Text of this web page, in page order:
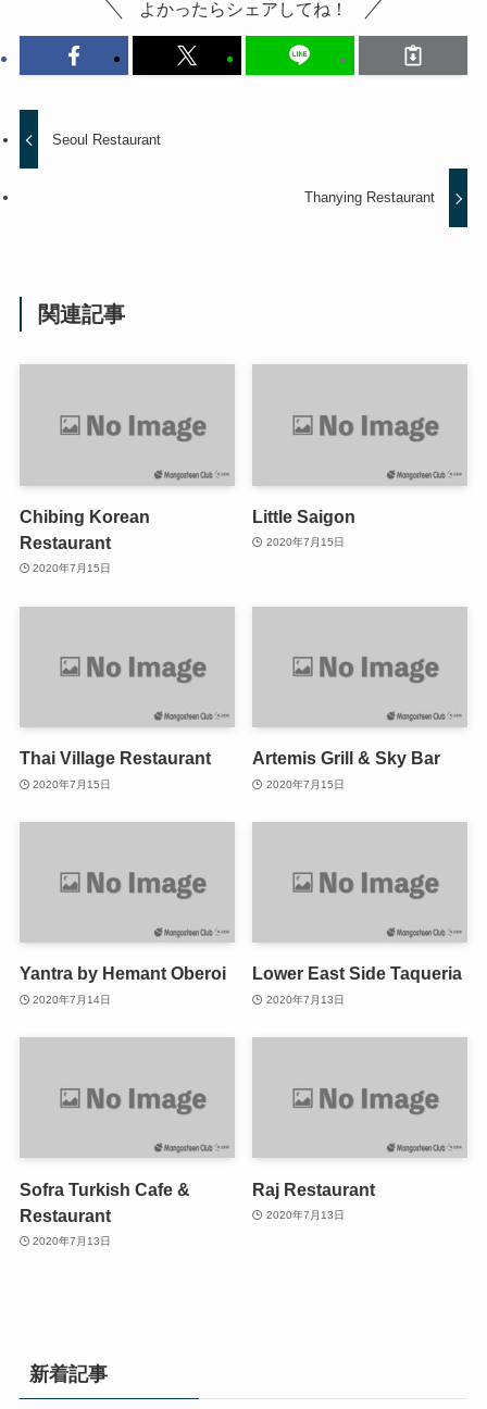
よかったらシェアしてね！
Seoul Restaurant
Thanying Restaurant
関連記事
Chibing Korean
Restaurant
2020年7月15日
Little Saigon
2020年7月15日
Thai Village Restaurant
2020年7月15日
Artemis Grill & Sky Bar
2020年7月15日
Yantra by Hemant Oberoi
2020年7月14日
Lower East Side Taqueria
2020年7月13日
Sofra Turkish Cafe &
Restaurant
2020年7月13日
Raj Restaurant
2020年7月13日
新着記事